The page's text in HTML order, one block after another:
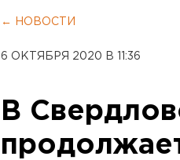
← НОВОСТИ
6 ОКТЯБРЯ 2020 В 11:36
В